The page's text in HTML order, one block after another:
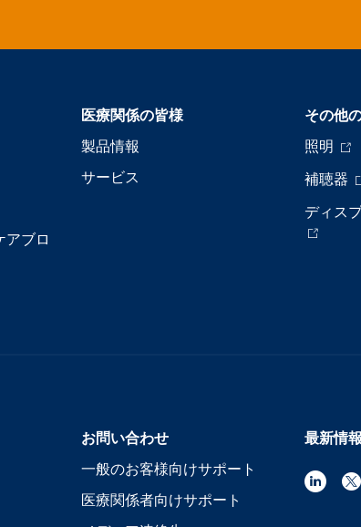
アブロ
医療関係の皆様
製品情報
サービス
その他
照明
補聴器
ディス
お問い合わせ
一般のお客様向けサポート
医療関係者向けサポート
最新情報